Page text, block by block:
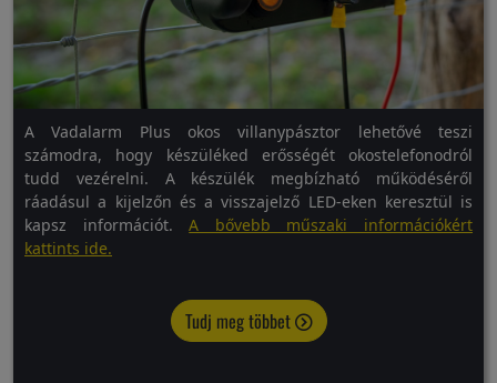
A Vadalarm Plus okos villanypásztor lehetővé teszi
számodra, hogy készüléked erősségét okostelefonodról
tudd vezérelni. A készülék megbízható működéséről
ráadásul a kijelzőn és a visszajelző LED-eken keresztül is
kapsz információt.A bővebb műszaki információkért
kattints ide.
Tudj meg többet